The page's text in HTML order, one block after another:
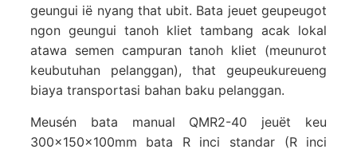
geungui ië nyang that ubit. Bata jeuet geupeugot
ngon geungui tanoh kliet tambang acak lokal
atawa semen campuran tanoh kliet (meunurot
keubutuhan pelanggan), that geupeukureueng
biaya transportasi bahan baku pelanggan.
Meusén bata manual QMR2-40 jeuët keu
300×150×100mm bata R inci standar (R inci